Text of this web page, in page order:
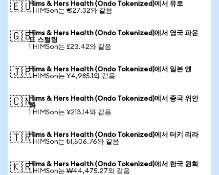
🇪🇺Hims & Hers Health (Ondo Tokenized)에서 유로
1 HIMSon는 €27.32와 같음
🇬🇧Hims & Hers Health (Ondo Tokenized)에서 영국 파운
드 스털링
1 HIMSon는 £23.42와 같음
🇯🇵Hims & Hers Health (Ondo Tokenized)에서 일본 엔
1 HIMSon는 ¥4,985.1와 같음
🇨🇳Hims & Hers Health (Ondo Tokenized)에서 중국 위안
화
1 HIMSon는 ¥213.14와 같음
🇹🇷Hims & Hers Health (Ondo Tokenized)에서 터키 리라
1 HIMSon는 ₺1,506.76와 같음
🇰🇷Hims & Hers Health (Ondo Tokenized)에서 한국 원화
1 HIMSon는 ₩44,475.27와 같음